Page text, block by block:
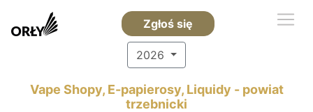
Zgłoś się
2026
Vape Shopy, E-papierosy, Liquidy - powiat
trzebnicki